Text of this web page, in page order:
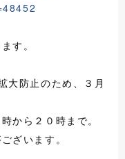
す。
大防止のため、３月
から２０時まで。
ざいます。